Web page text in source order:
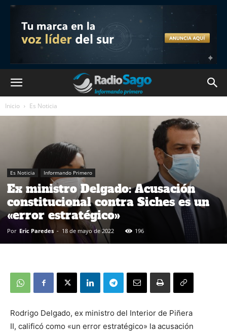
Inicio Es Noticia
Es Noticia Informando Primero
Ex ministro Delgado: Acusación
constitucional contra Siches es un
«error estratégico»
Por Eric Paredes - 18 de mayo de 2022 196
Rodrigo Delgado, ex ministro del Interior de Piñera
II, calificó como «un error estratégico» la acusación